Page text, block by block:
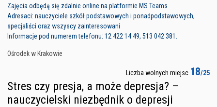
Zajęcia odbędą się zdalnie online na platformie MS Teams
Adresaci: nauczyciele szkół podstawowych i ponadpodstawowych,
specjaliści oraz wszyscy zainteresowani
Informacje pod numerem telefonu: 12 422 14 49, 513 042 381.
Ośrodek w Krakowie
Liczba wolnych miejsc 18/25
Stres czy presja, a może depresja? –
nauczycielski niezbędnik o depresji